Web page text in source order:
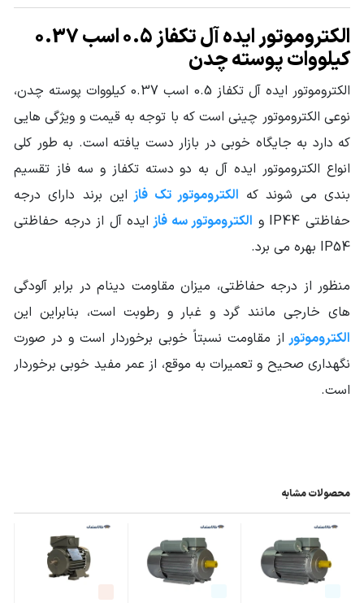
شرایط کارکرد Duty S1
دور خروجی
الکتروموتور
1400 تا 1500
سایز فریم
الکتروموتور
کشور سازنده
محصول
چین
وزن محموله (گرم) 6700
الکتروموتور ایده آل تکفاز 0.5 اسب 0.37
کیلووات پوسته چدن
الکتروموتور ایده آل تکفاز 0.5 اسب 0.37 کیلووات پوسته چدن،
نوعی الکتروموتور چینی است که با توجه به قیمت و ویژگی هایی
که دارد به جایگاه خوبی در بازار دست یافته است. به طور کلی
انواع الکتروموتور ایده آل به دو دسته تکفاز و سه فاز تقسیم
بندی می شوند که الکتروموتور تک فاز این برند دارای درجه
حفاظتی IP44 و
الکتروموتور سه فاز ایده آل از درجه حفاظتی
IP54 بهره می برد.
منظور از درجه حفاظتی، میزان مقاومت دینام در برابر آلودگی
های خارجی مانند گرد و غبار و رطوبت است، بنابراین این
الکتروموتور از مقاومت نسبتاً خوبی برخوردار است و در صورت
نگهداری صحیح و تعمیرات به موقع، از عمر مفید خوبی برخوردار
است.
محصولات مشابه